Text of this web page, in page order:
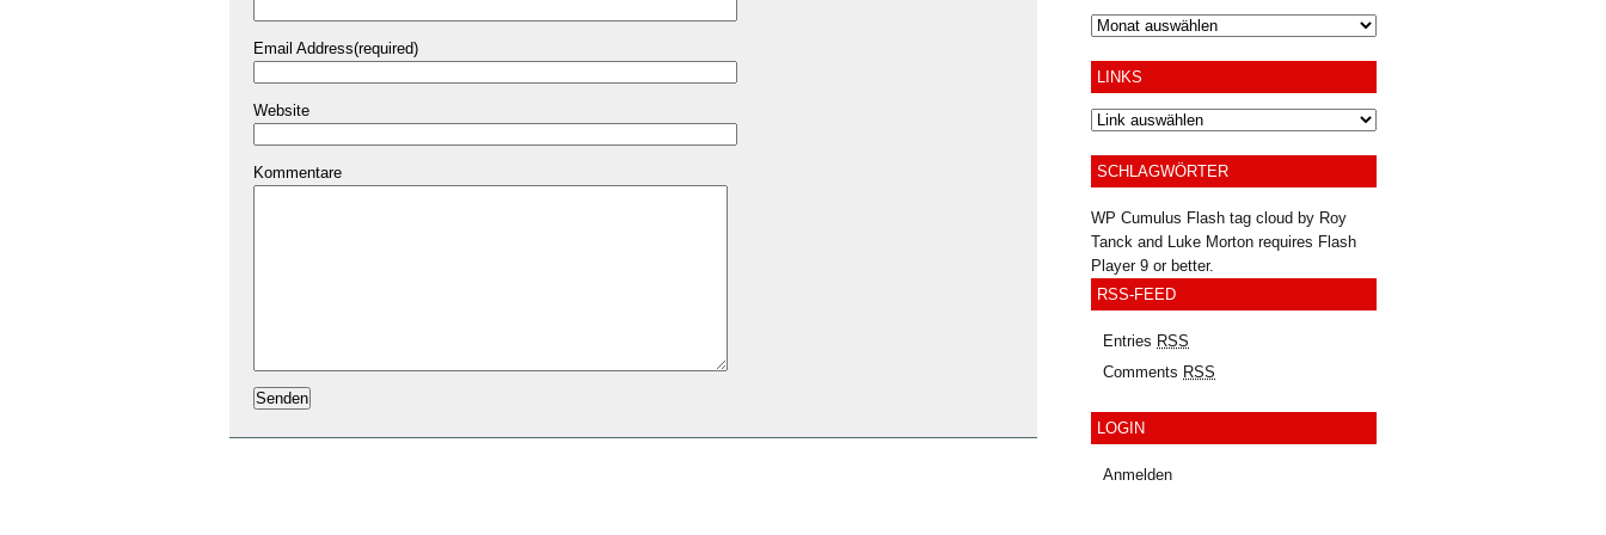
Email Address(required)
Website
Kommentare
Archiv
LINKS
SCHLAGWÖRTER
WP Cumulus Flash tag cloud by Roy
Tanck and Luke Morton requires Flash
Player9 or better.
RSS-FEED
Entries RSS
Comments RSS
LOGIN
Anmelden